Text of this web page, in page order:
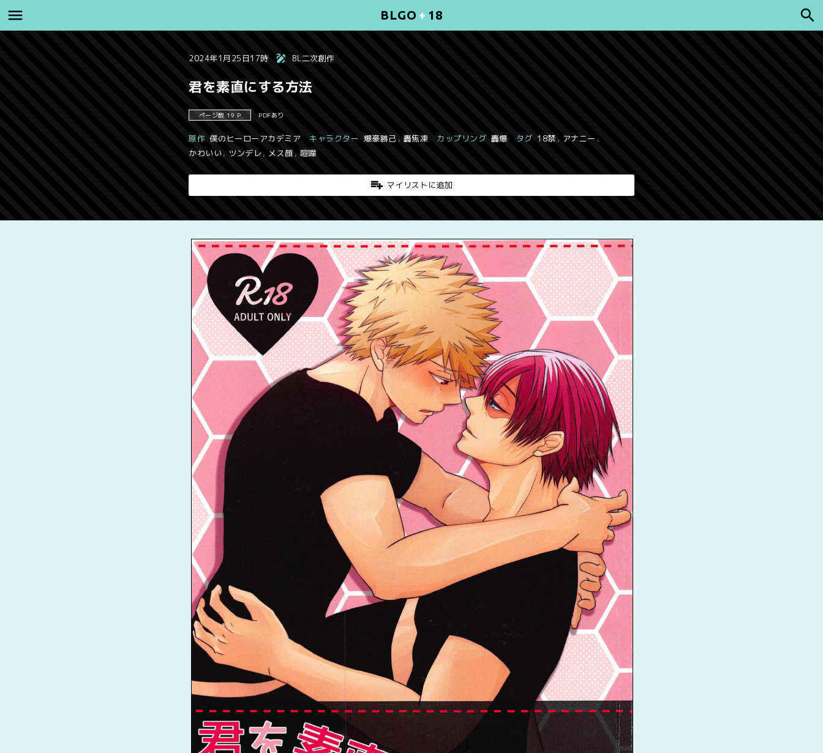
BLGO + 18
2024年1月25日17時 BL二次創作
君を素直にする方法
ページ数 19 P PDFあり
原作 僕のヒーローアカデミア キャラクター 爆豪勝己 , 轟焦凍 カップリング 轟爆 タグ 18禁 , アナニー ,
かわいい , ツンデレ, メス顔 , 喧嘩
マイリストに追加